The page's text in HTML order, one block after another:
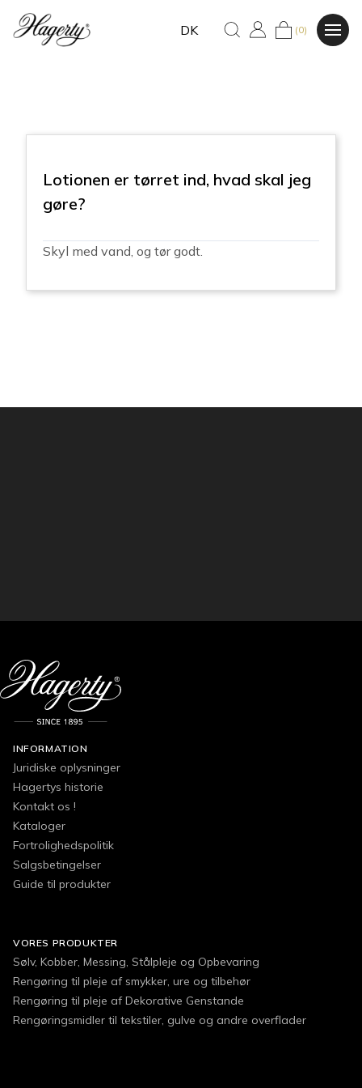
DK (0)
Lotionen er tørret ind, hvad skal jeg
gøre?
Skyl med vand, og tør godt.
INFORMATION
Juridiske oplysninger
Hagertys historie
Kontakt os !
Kataloger
Fortrolighedspolitik
Salgsbetingelser
Guide til produkter
VORES PRODUKTER
Sølv, Kobber, Messing, Stålpleje og Opbevaring
Rengøring til pleje af smykker, ure og tilbehør
Rengøring til pleje af Dekorative Genstande
Rengøringsmidler til tekstiler, gulve og andre overflader